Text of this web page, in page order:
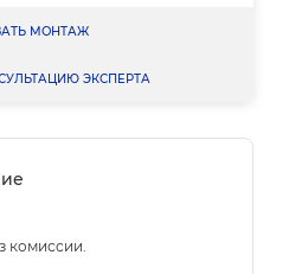
МОНТАЖ
ЭКСПЕРТА
комиссии.